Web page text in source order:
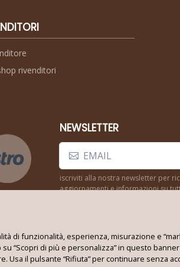
rivenditori
NEWSLETTER
iscriviti alla nostra newsletter per
aggiornamenti e informazioni su
di funzionalità, esperienza, misurazione e
“Scopri di più e personalizza” in questo banner
il pulsante “Rifiuta” per continuare senza